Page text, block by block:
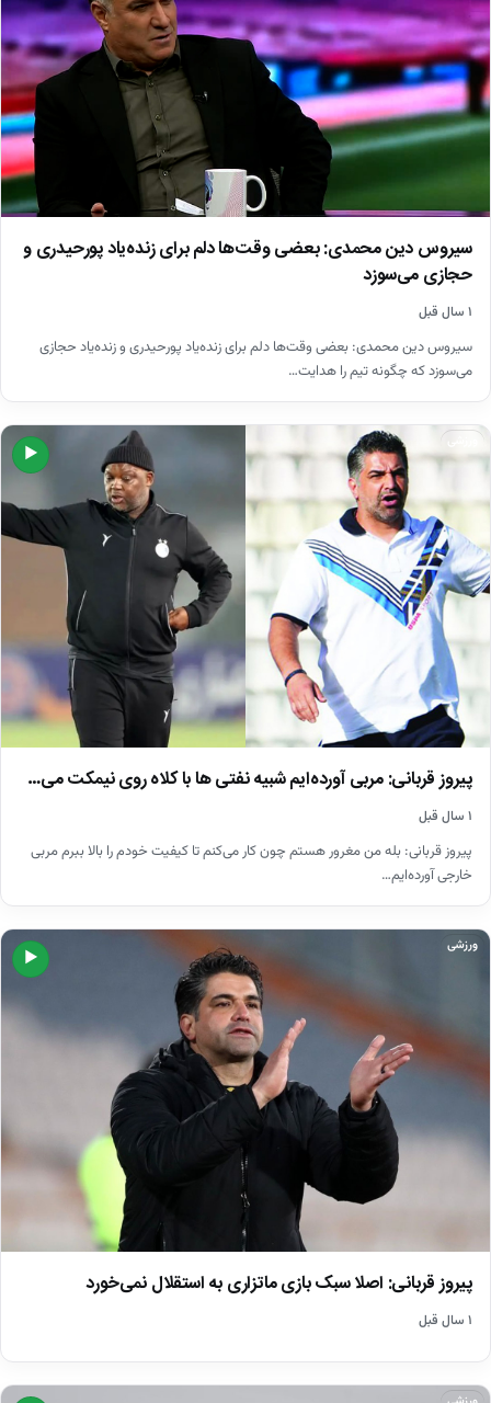
سیروس دین محمدی: بعضی وقت‌ها دلم برای زنده‌یاد پورحیدری و
حجازی می‌سوزد
۱ سال قبل
سیروس دین محمدی: بعضی وقت‌ها دلم برای زنده‌یاد پورحیدری و زنده‌یاد حجازی
می‌سوزد که چگونه تیم را هدایت…
▶
پیروز قربانی: مربی آورده‌ایم شبیه نفتی ‌ها با کلاه روی نیمکت می…
۱ سال قبل
پیروز قربانی: بله من مغرور هستم چون کار می‌کنم تا کیفیت خودم را بالا ببرم مربی
خارجی آورده‌ایم…
▶
ورزشی
پیروز قربانی: اصلا سبک بازی ماتزاری به استقلال نمی‌خورد
۱ سال قبل